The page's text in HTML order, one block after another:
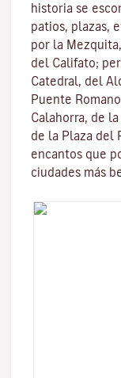
historia se
patios, plazas,
por la Mezquita
del Califato;
Catedral, del
Puente Romano
Calahorra, de
de la Plaza del
encantos que
ciudades más